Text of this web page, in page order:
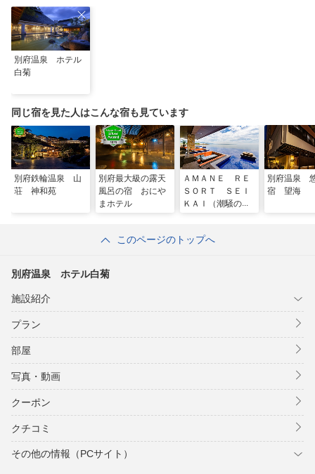
別府温泉 ホテル
白菊
同じ宿を見た人はこんな宿も見ています
別府鉄輪温泉 山
荘 神和苑
別府最大級の露天
風呂の宿 おにや
まホテル
ＡＭＡＮＥ ＲＥ
ＳＯＲＴ ＳＥＩ
ＫＡＩ（潮騒の
別府温泉
宿 望海
このページのトップへ
別府温泉 ホテル白菊
施設紹介
プラン
部屋
写真・動画
クーポン
クチコミ
その他の情報（PCサイト）